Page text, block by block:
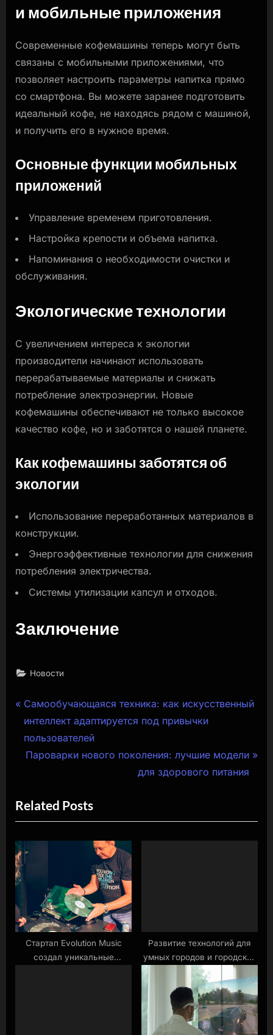
и мобильные приложения
Современные кофемашины теперь могут быть
связаны с мобильными приложениями, что
позволяет настроить параметры напитка прямо
со смартфона. Вы можете заранее подготовить
идеальный кофе, не находясь рядом с машиной,
и получить его в нужное время.
Основные функции мобильных
приложений
Управление временем приготовления.
Настройка крепости и объема напитка.
Напоминания о необходимости очистки и
обслуживания.
Экологические технологии
С увеличением интереса к экологии
производители начинают использовать
перерабатываемые материалы и снижать
потребление электроэнергии. Новые
кофемашины обеспечивают не только высокое
качество кофе, но и заботятся о нашей планете.
Как кофемашины заботятся об
экологии
Использование переработанных материалов в
конструкции.
Энергоэффективные технологии для снижения
потребления электричества.
Системы утилизации капсул и отходов.
Заключение
Новости
Навигация
по
записям
P
r
e
v
u
s
P
o
Самообучающаяся техника: как искусственный
интеллект адаптируется под привычки
пользователей
N
t
P
o
s
Пароварки нового поколения: лучшие модели
для здорового питания
Related Posts
Стартап Evolution Music
создал уникальные
Развитие технологий для
умных городов и городской
инфраструктуры